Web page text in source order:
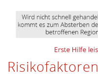
Risikofaktoren